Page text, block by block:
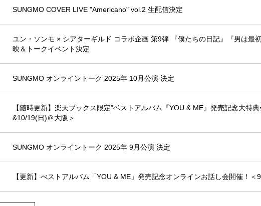
SUNGMO COVER LIVE "Americano" vol.2 生配信決定
ユン・ソンモ × シアターギルド コラボ企画 第9弾 『僕たちの日記』『男は最
映＆トークイベント決定
SUNGMO オンライントーク 2025年 10月公演 決定
【随時更新】楽天ブックス限定”ベストアルバム『YOU & ME』発売記念大特
&10/19(日)＠大阪＞
SUNGMO オンライントーク 2025年 9月公演 決定
【更新】べストアルバム「YOU & ME」発売記念オンラインお話し会開催！